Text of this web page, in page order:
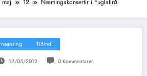
maj 12 Næmingakonsertir í Fuglafirði
Tíðindi
12/05/2012 0 Kommentarer